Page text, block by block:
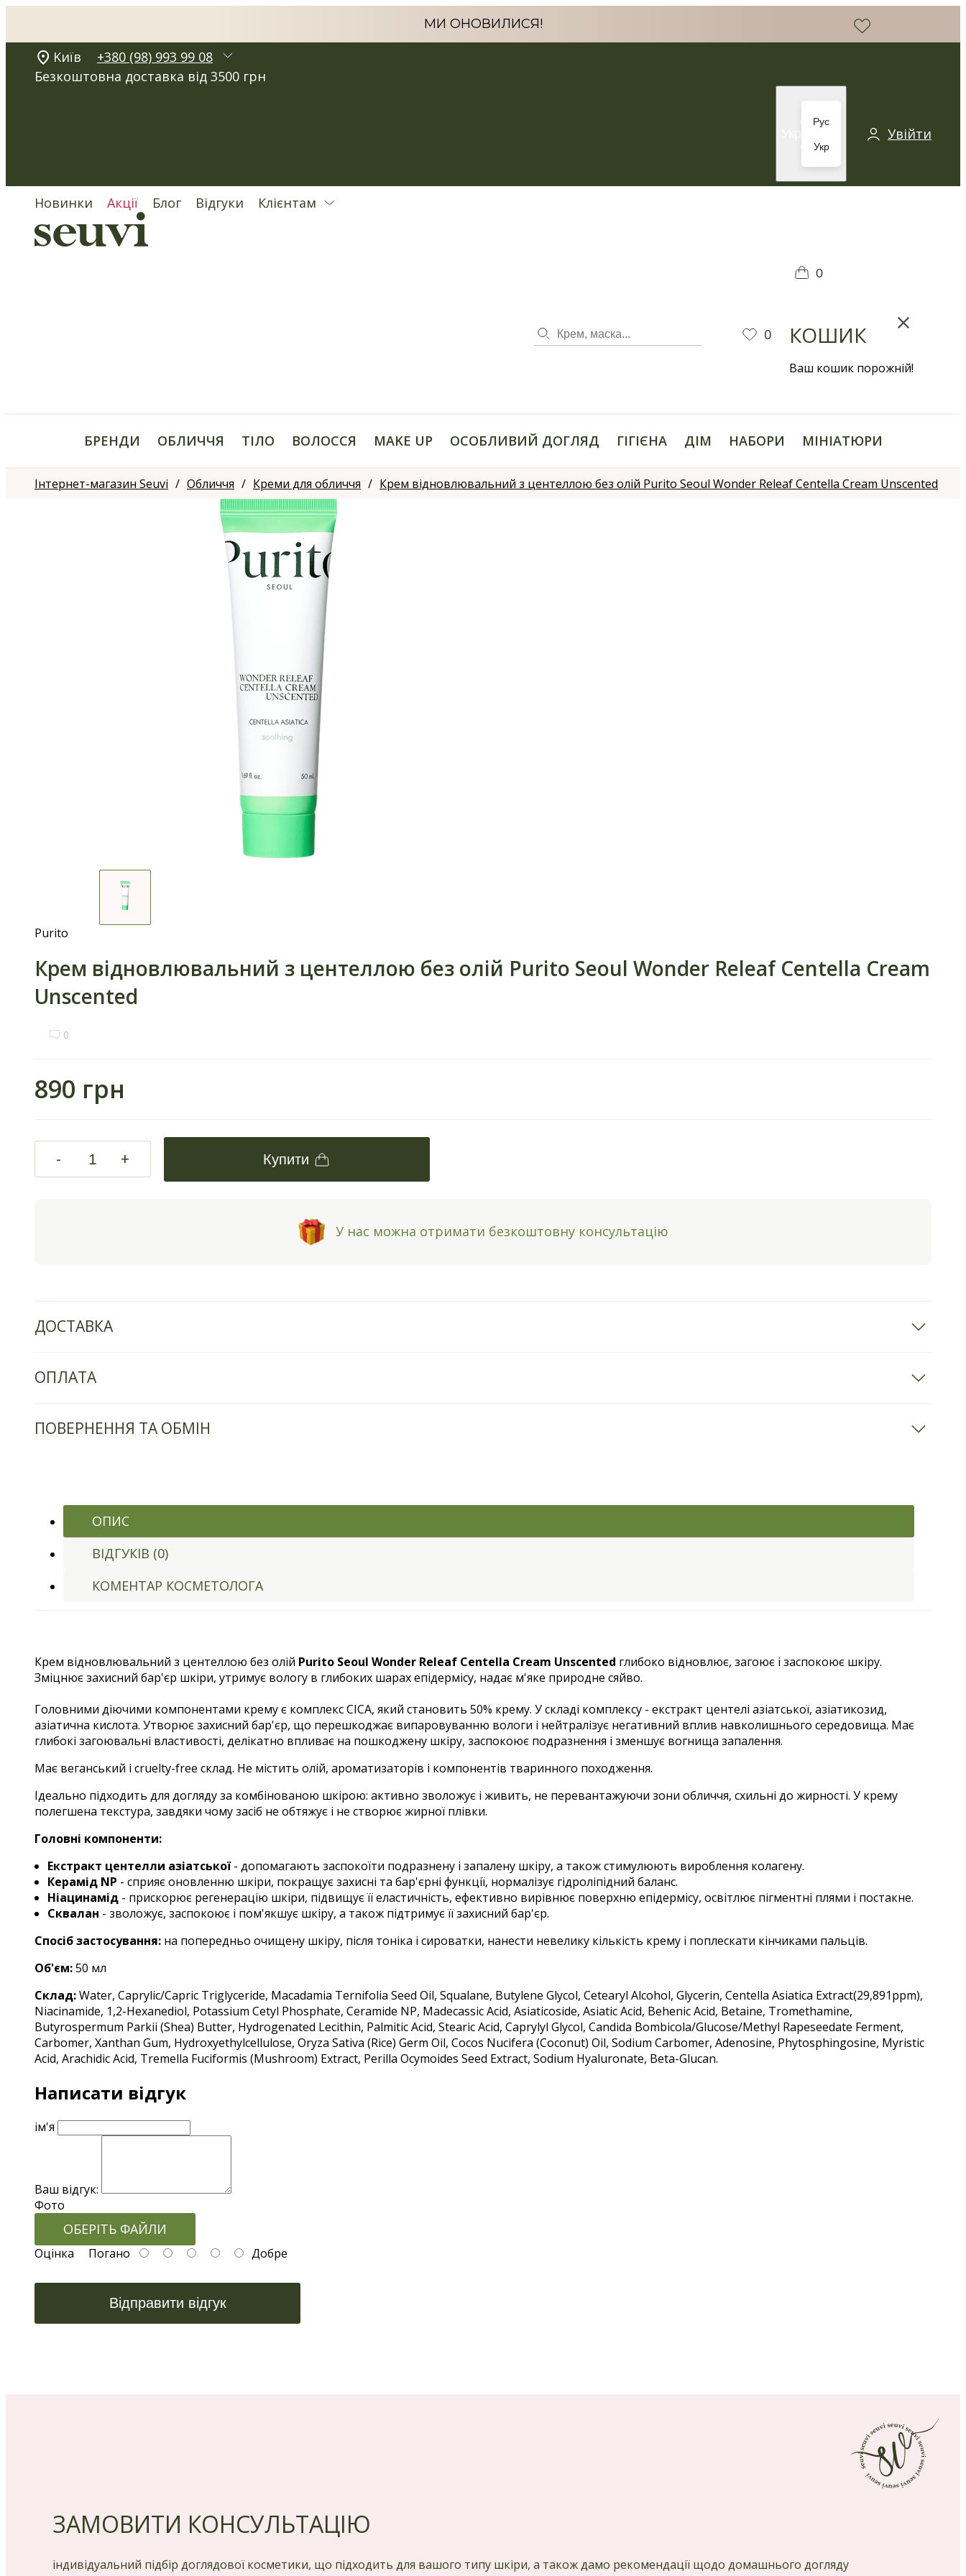
МИ ОНОВИЛИСЯ!
Kиїв
+380 (98) 993 99 08
Безкоштовна доставка від 3500 грн
Рус
Укр
Увійти
Новинки Акції Блог Відгуки Клієнтам
0
0
КОШИК
Ваш кошик порожній!
БРЕНДИ ОБЛИЧЧЯ ТІЛО ВОЛОССЯ MAKE UP ОСОБЛИВИЙ ДОГЛЯД ГІГІЄНА ДІМ НАБОРИ МІНІАТЮРИ
Інтернет-магазин Seuvi Обличчя Креми для обличчя Крем відновлювальний з центеллою без олій Purito Seoul Wonder Releaf Centella Cream Unscented
Purito
Крем відновлювальний з центеллою без олій Purito Seoul Wonder Releaf Centella Cream
Unscented
0
890 грн
- + Купити
У нас можна отримати безкоштовну консультацію
ДОСТАВКА
ОПЛАТА
ПОВЕРНЕННЯ ТА ОБМІН
ОПИС
ВІДГУКІВ (0)
КОМЕНТАР КОСМЕТОЛОГА
Крем відновлювальний з центеллою без олій Purito Seoul Wonder Releaf Centella Cream Unscented глибоко відновлює, загоює і заспокоює шкіру.
Зміцнює захисний бар'єр шкіри, утримує вологу в глибоких шарах епідермісу, надає м'яке природне сяйво.
Головними діючими компонентами крему є комплекс CICA, який становить 50% крему. У складі комплексу - екстракт центелі азіатської, азіатикозид,
азіатична кислота. Утворює захисний бар'єр, що перешкоджає випаровуванню вологи і нейтралізує негативний вплив навколишнього середовища. Має
глибокі загоювальні властивості, делікатно впливає на пошкоджену шкіру, заспокоює подразнення і зменшує вогнища запалення.
Має веганський і cruelty-free склад. Не містить олій, ароматизаторів і компонентів тваринного походження.
Ідеально підходить для догляду за комбінованою шкірою: активно зволожує і живить, не перевантажуючи зони обличчя, схильні до жирності. У крему
полегшена текстура, завдяки чому засіб не обтяжує і не створює жирної плівки.
Головні компоненти:
Екстракт центелли азіатської- допомагають заспокоїти подразнену і запалену шкіру, а також стимулюють вироблення колагену.
Керамід NP - сприяє оновленню шкіри, покращує захисні та бар'єрні функції, нормалізує гідроліпідний баланс.
Ніацинамід- прискорює регенерацію шкіри, підвищує її еластичність, ефективно вирівнює поверхню епідермісу, освітлює пігментні плями і постакне.
Сквалан - зволожує, заспокоює і пом'якшує шкіру, а також підтримує її захисний бар'єр.
Спосіб застосування: на попередньо очищену шкіру, після тоніка і сироватки, нанести невелику кількість крему і поплескати кінчиками пальців.
Об'єм:50 мл
Склад:Water, Caprylic/Capric Triglyceride, Macadamia Ternifolia Seed Oil, Squalane, Butylene Glycol, Cetearyl Alcohol, Glycerin, Centella Asiatica Extract(29,891ppm),
Niacinamide, 1,2-Hexanediol, Potassium Cetyl Phosphate, Ceramide NP, Madecassic Acid, Asiaticoside, Asiatic Acid, Behenic Acid, Betaine, Tromethamine,
Butyrospermum Parkii (Shea) Butter, Hydrogenated Lecithin, Palmitic Acid, Stearic Acid, Caprylyl Glycol, Candida Bombicola/Glucose/Methyl Rapeseedate Ferment,
Carbomer, Xanthan Gum, Hydroxyethylcellulose, Oryza Sativa (Rice) Germ Oil, Cocos Nucifera (Coconut) Oil, Sodium Carbomer, Adenosine, Phytosphingosine, Myristic
Acid, Arachidic Acid, Tremella Fuciformis (Mushroom) Extract, Perilla Ocymoides Seed Extract, Sodium Hyaluronate, Beta-Glucan.
Написати відгук
ім'я
Ваш відгук:
Фото
ОБЕРІТЬ ФАЙЛИ
Оцінка Погано Добре
Відправити відгук
ЗАМОВИТИ КОНСУЛЬТАЦІЮ
індивідуальний підбір доглядової косметики, що підходить для вашого типу шкіри, а також дамо рекомендації щодо домашнього догляду